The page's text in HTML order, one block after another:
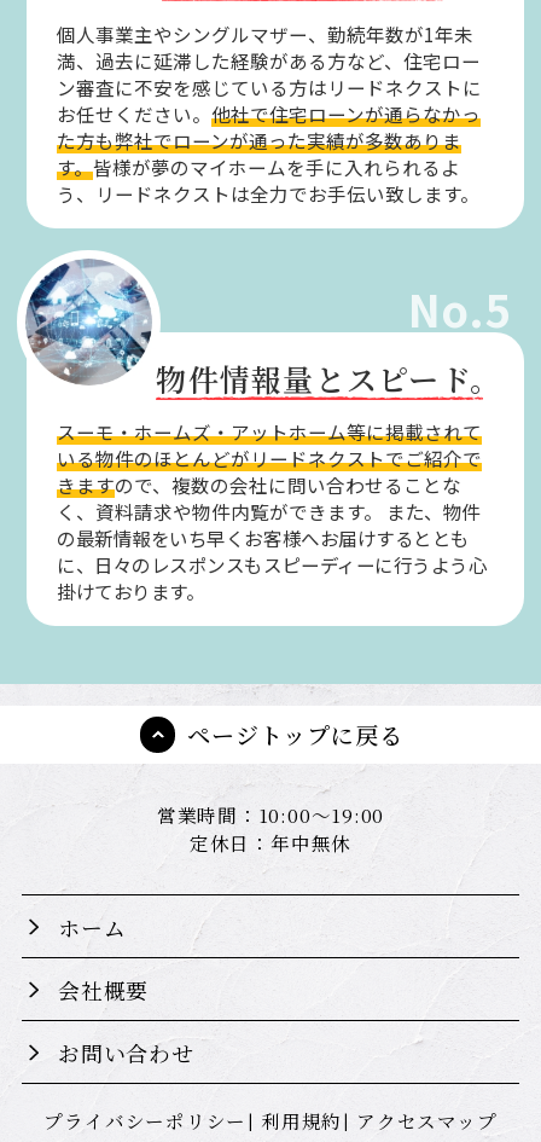
個人事業主やシングルマザー、勤続年数が1年未
満、過去に延滞した経験がある方など、住宅ロー
ン審査に不安を感じている方はリードネクストに
お任せください。他社で住宅ローンが通らなかっ
た方も弊社でローンが通った実績が多数ありま
す。皆様が夢のマイホームを手に入れられるよ
う、リードネクストは全力でお手伝い致します。
No.5
物件情報量とスピード。
スーモ・ホームズ・アットホーム等に掲載されて
いる物件のほとんどがリードネクストでご紹介で
きますので、複数の会社に問い合わせることな
く、資料請求や物件内覧ができます。
また、物件
の最新情報をいち早くお客様へお届けするととも
に、日々のレスポンスもスピーディーに行うよう心
掛けております。
ページトップに戻る
営業時間：10:00～19:00
定休日：年中無休
ホーム
会社概要
お問い合わせ
プライバシーポリシー 利用規約 アクセスマップ